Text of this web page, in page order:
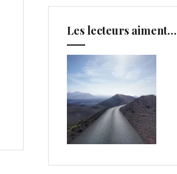
Les lecteurs aiment…